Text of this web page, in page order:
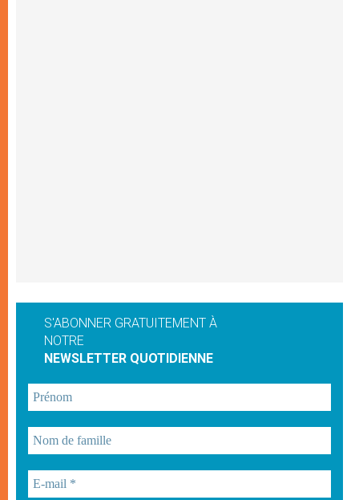
S'ABONNER GRATUITEMENT À
NOTRE
NEWSLETTER QUOTIDIENNE